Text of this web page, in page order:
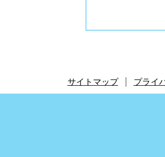
サイトマップ プライ